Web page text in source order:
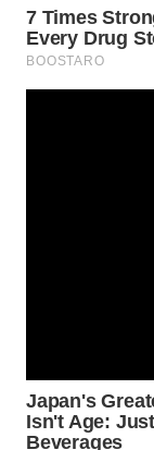
LABUHANBATU
WN
TAPANULI
PAKPAK
WN